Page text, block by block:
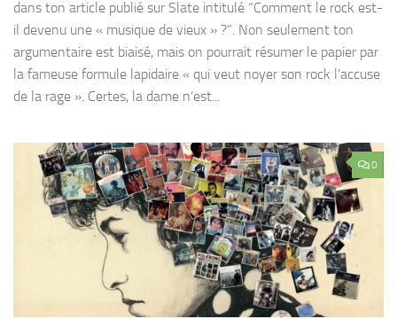
dans ton article publié sur Slate intitulé “Comment le rock est-
il devenu une « musique de vieux » ?”. Non seulement ton
argumentaire est biaisé, mais on pourrait résumer le papier par
la fameuse formule lapidaire « qui veut noyer son rock l’accuse
de la rage ». Certes, la dame n’est...
0